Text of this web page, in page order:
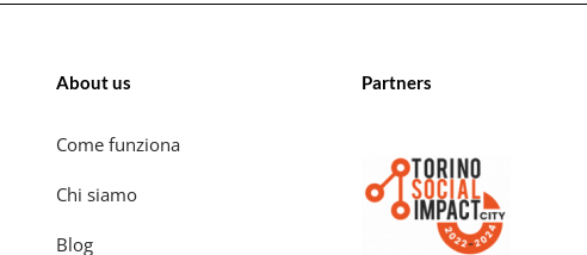
About us
Come funziona
Chi siamo
Blog
Partners